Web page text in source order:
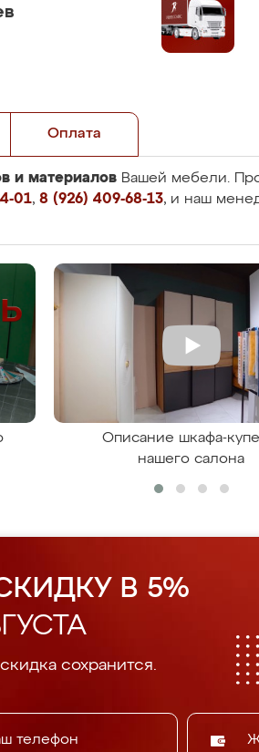
Оплата
и материалов Вашей мебели.
01, 8 (926) 409-68-13, и наш
Описание шкафа-
нашего салона
В 5%
сохранится.